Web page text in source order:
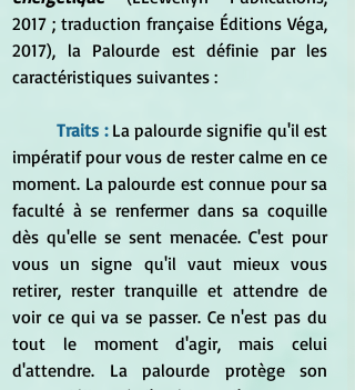
2017 ; traduction française Éditions Véga,
2017), la Palourde est définie par les
caractéristiques suivantes :
Traits : La palourde signifie qu'il est
impératif pour vous de rester calme en ce
moment. La palourde est connue pour sa
faculté à se renfermer dans sa coquille
dès qu'elle se sent menacée. C'est pour
vous un signe qu'il vaut mieux vous
retirer, rester tranquille et attendre de
voir ce qui va se passer. Ce n'est pas du
tout le moment d'agir, mais celui
d'attendre. La palourde protège son